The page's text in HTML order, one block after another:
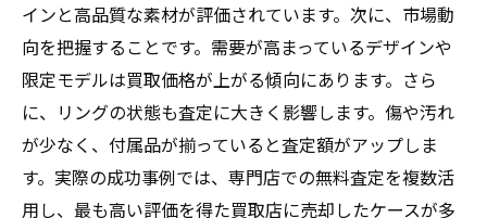
インと高品質な素材が評価されています。次に、市場動
向を把握することです。需要が高まっているデザインや
限定モデルは買取価格が上がる傾向にあります。さら
に、リングの状態も査定に大きく影響します。傷や汚れ
が少なく、付属品が揃っていると査定額がアップしま
す。実際の成功事例では、専門店での無料査定を複数活
用し、最も高い評価を得た買取店に売却したケースが多